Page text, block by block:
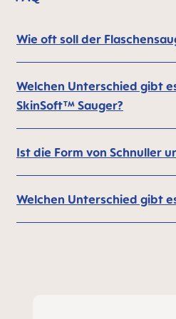
Wie oft soll der
Welchen Unterschied gibt
SkinSoft™ Sauger?
Ist die Form von Schnuller
Welchen Unterschied gibt